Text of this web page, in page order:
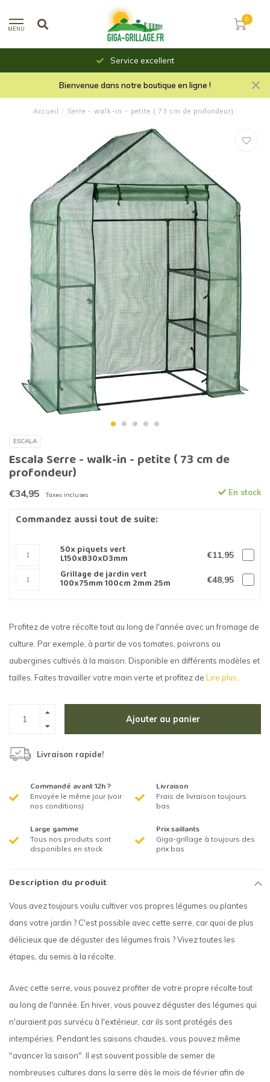
MENU
0
Service excellent
Bienvenue dans notre boutique en ligne !
Accueil / Serre - walk-in - petite ( 73 cm de profondeur)
ESCALA
Escala Serre - walk-in - petite ( 73 cm de
profondeur)
€34,95 Taxes incluses En stock
Commandez aussi tout de suite:
50x piquets vert
L150xB30xD3mm €11,95
Grillage de jardin vert
100x75mm 100cm 2mm 25m €48,95
Profitez de votre récolte tout au long de l'année avec un fromage de
culture. Par exemple, à partir de vos tomates, poivrons ou
aubergines cultivés à la maison. Disponible en différents modèles et
tailles. Faites travailler votre main verte et profitez de Lire plus..
Ajouter au panier
Livraison rapide!
Commandé avant 12h ?
Envoyée le même jour (voir
nos conditions)
Livraison
Frais de livraison toujours
bas
Large gamme
Tous nos produits sont
disponibles en stock
Prix saillants
Giga-grillage à toujours des
prix bas
Description du produit
Vous avez toujours voulu cultiver vos propres légumes ou plantes
dans votre jardin ? C'est possible avec cette serre, car quoi de plus
délicieux que de déguster des légumes frais ? Vivez toutes les
étapes, du semis à la récolte.
Avec cette serre, vous pouvez profiter de votre propre récolte tout
au long de l'année. En hiver, vous pouvez déguster des légumes qui
n'auraient pas survécu à l'extérieur, car ils sont protégés des
intempéries. Pendant les saisons chaudes, vous pouvez même
"avancer la saison". Il est souvent possible de semer de
nombreuses cultures dans la serre dès le mois de février afin de